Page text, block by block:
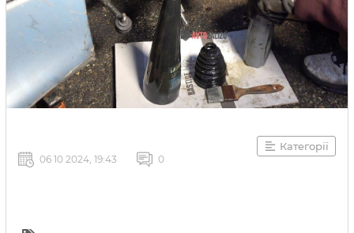
Категорії
06 10 2024, 19:43 0